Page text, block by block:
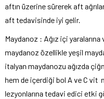
aftın üzerine sürerek aft
aft tedavisinde iyi gelir.
Maydanoz : Ağız içi
maydanoz özellikle yeşil
italyan maydanozu ağızda
hem de içerdiği bol A ve C vit
lezyonlarına tedavi edici etki